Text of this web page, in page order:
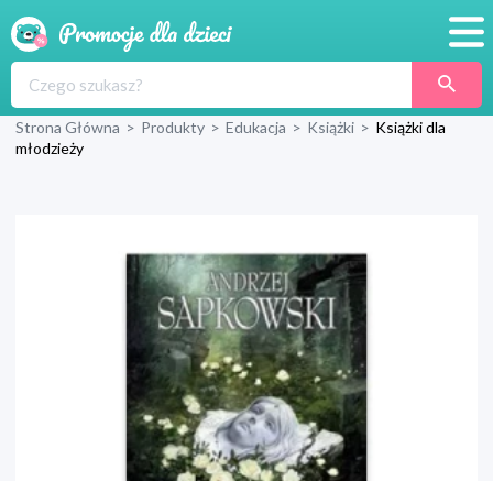
Produkty
Wyprawka
Strona Główna > Produkty > Edukacja > Książki > Książki dla
młodzieży